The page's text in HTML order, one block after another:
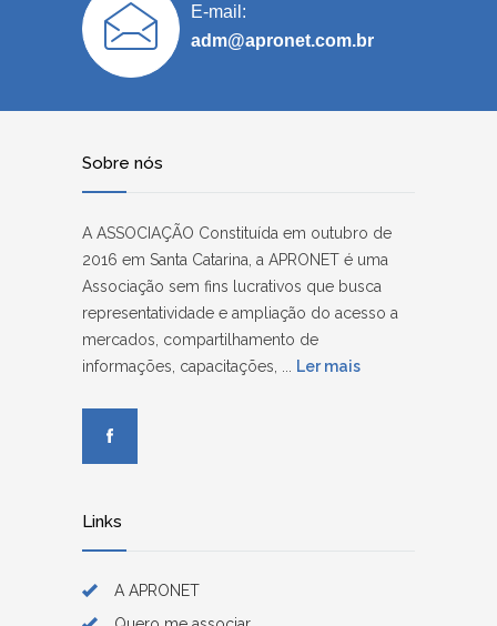
E-mail:
adm@apronet.com.br
Sobre nós
A ASSOCIAÇÃO Constituída em outubro de
2016 em Santa Catarina, a APRONET é uma
Associação sem fins lucrativos que busca
representatividade e ampliação do acesso a
mercados, compartilhamento de
informações, capacitações, ...
Ler mais
Links
A APRONET